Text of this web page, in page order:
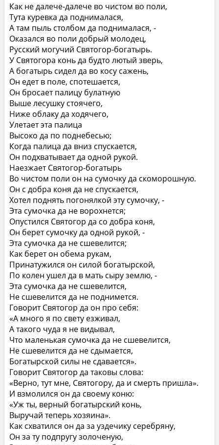
Как не далече‑далече во чистом во поли,
Тута куревка да поднималася,
А там пыль столбом да поднималася, ‑
Оказался во поли добрый молодец,
Русский могучий Святогор‑богатырь.
У Святогора конь да будто лютый зверь,
А богатырь сидел да во косу сажень,
Он едет в поле, спотешается,
Он бросает палицу булатную
Выше лесушку стоячего,
Ниже облаку да ходячего,
Улетает эта палица
Высоко да по поднебесью;
Когда палица да вниз спускается,
Он подхватывает да одной рукой.
Наезжает Святогор‑богатырь
Во чистом поли он на сумочку да скоморошную.
Он с добра коня да не спускается,
Хотел поднять погонялкой эту сумочку, ‑
Эта сумочка да не ворохнется;
Опустился Святогор да со добра коня,
Он берет сумочку да одной рукой, ‑
Эта сумочка да не сшевелится;
Как берет он обема рукам,
Принатужился он силой богатырской,
По колен ушел да в мать сыру землю, ‑
Эта сумочка да не сшевелится,
Не сшевелится да не поднимется.
Говорит Святогор да он про себя:
«А много я по свету езживал,
А такого чуда я не видывал,
Что маленькая сумочка да не сшевелится,
Не сшевелится да не сдымается,
Богатырской силы не сдавается».
Говорит Святогор да таковы слова:
«Верно, тут мне, Святогору, да и смерть пришла».
И взмолился он да своему коню:
«Уж ты, верный богатырский конь,
Выручай теперь хозяина».
Как схватился он да за уздечику серебряну,
Он за ту подпругу золоченую,